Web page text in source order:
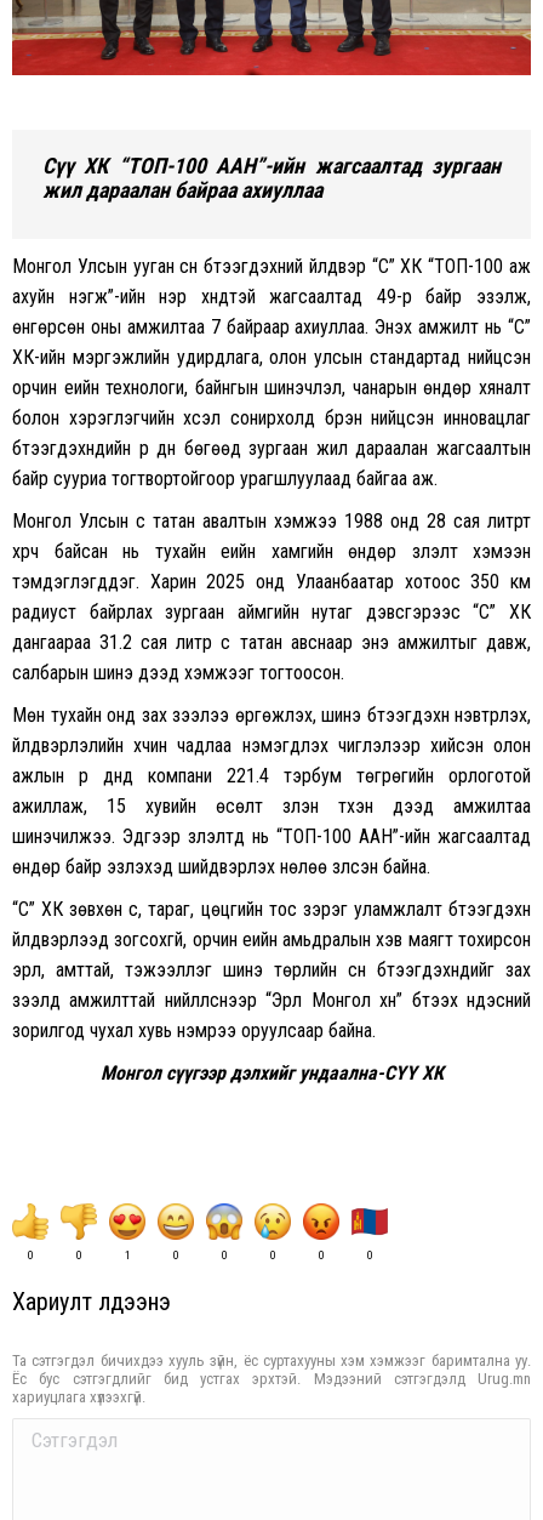
Сүү ХК “ТОП-100 ААН”-ийн жагсаалтад зургаан
жил дараалан байраа ахиуллаа
Монгол Улсын ууган сүүн бүтээгдэхүүний үйлдвэр “Сүү” ХК “ТОП-100 аж
ахуйн нэгж”-ийн нэр хүндтэй жагсаалтад 49-р байр эзэлж,
өнгөрсөн оны амжилтаа 7 байраар ахиуллаа. Энэхүү амжилт нь “Сүү”
ХК-ийн мэргэжлийн удирдлага, олон улсын стандартад нийцсэн
орчин үеийн технологи, байнгын шинэчлэл, чанарын өндөр хяналт
болон хэрэглэгчийн хүсэл сонирхолд бүрэн нийцсэн инновацлаг
бүтээгдэхүүнүүдийн үр дүн бөгөөд зургаан жил дараалан жагсаалтын
байр сууриа тогтвортойгоор урагшлуулаад байгаа аж.
Монгол Улсын сүү татан авалтын хэмжээ 1988 онд 28 сая литрт
хүрч байсан нь тухайн үеийн хамгийн өндөр үзүүлэлт хэмээн
тэмдэглэгддэг. Харин 2025 онд Улаанбаатар хотоос 350 км
радиуст байрлах зургаан аймгийн нутаг дэвсгэрээс “Сүү” ХК
дангаараа 31.2 сая литр сүү татан авснаар энэ амжилтыг давж,
салбарын шинэ дээд хэмжээг тогтоосон.
Мөн тухайн онд зах зээлээ өргөжүүлэх, шинэ бүтээгдэхүүн нэвтрүүлэх,
үйлдвэрлэлийн хүчин чадлаа нэмэгдүүлэх чиглэлээр хийсэн олон
ажлын үр дүнд компани 221.4 тэрбум төгрөгийн орлоготой
ажиллаж, 15 хувийн өсөлт үзүүлэн түүхэн дээд амжилтаа
шинэчилжээ. Эдгээр үзүүлэлтүүд нь “ТОП-100 ААН”-ийн жагсаалтад
өндөр байр эзлэхэд шийдвэрлэх нөлөө үзүүлсэн байна.
“Сүү” ХК зөвхөн сүү, тараг, цөцгийн тос зэрэг уламжлалт бүтээгдэхүүн
үйлдвэрлээд зогсохгүй, орчин үеийн амьдралын хэв маягт тохирсон
эрүүл, амттай, тэжээллэг шинэ төрлийн сүүн бүтээгдэхүүнүүдийг зах
зээлд амжилттай нийлүүлснээр “Эрүүл Монгол хүн” бүтээх үндэсний
зорилгод чухал хувь нэмрээ оруулсаар байна.
Монгол сүүгээр дэлхийг ундаална-СҮҮ ХК
0 0 1 0 0 0 0 0
Хариулт үлдээнэ үү
Та сэтгэгдэл бичихдээ хууль зүйн, ёс суртахууны хэм хэмжээг баримтална уу.
Ёс бус сэтгэгдлийг бид устгах эрхтэй. Мэдээний сэтгэгдэлд Urug.mn
хариуцлага хүлээхгүй.
Comment